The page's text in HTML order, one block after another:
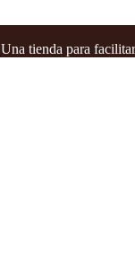
Una tienda para